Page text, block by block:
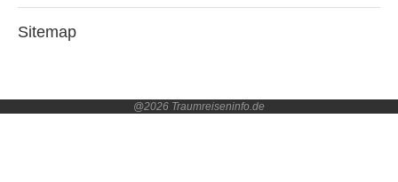
Sitemap
@2026 Traumreiseninfo.de